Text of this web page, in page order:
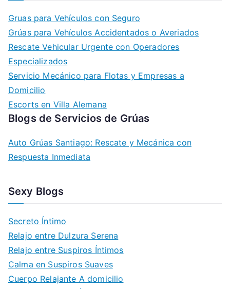
Gruas para Vehículos con Seguro
Grúas para Vehículos Accidentados o Averiados
Rescate Vehicular Urgente con Operadores
Especializados
Servicio Mecánico para Flotas y Empresas a
Domicilio
Escorts en Villa Alemana
Blogs de Servicios de Grúas
Auto Grúas Santiago: Rescate y Mecánica con
Respuesta Inmediata
Sexy Blogs
Secreto Íntimo
Relajo entre Dulzura Serena
Relajo entre Suspiros Íntimos
Calma en Suspiros Suaves
Cuerpo Relajante A domicilio